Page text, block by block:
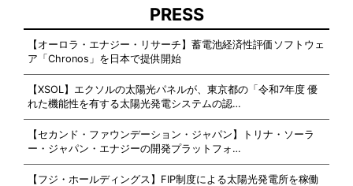
PRESS
【オーロラ・エナジー・リサーチ】蓄電池経済性評価ソフトウェ
ア「Chronos」を日本で提供開始
【XSOL】エクソルの太陽光パネルが、東京都の「令和7年度 優
れた機能性を有する太陽光発電システムの認…
【セカンド・ファウンデーション・ジャパン】トリナ・ソーラ
ー・ジャパン・エナジーの開発プラットフォ…
【フジ・ホールディングス】FIP制度による太陽光発電所を稼働